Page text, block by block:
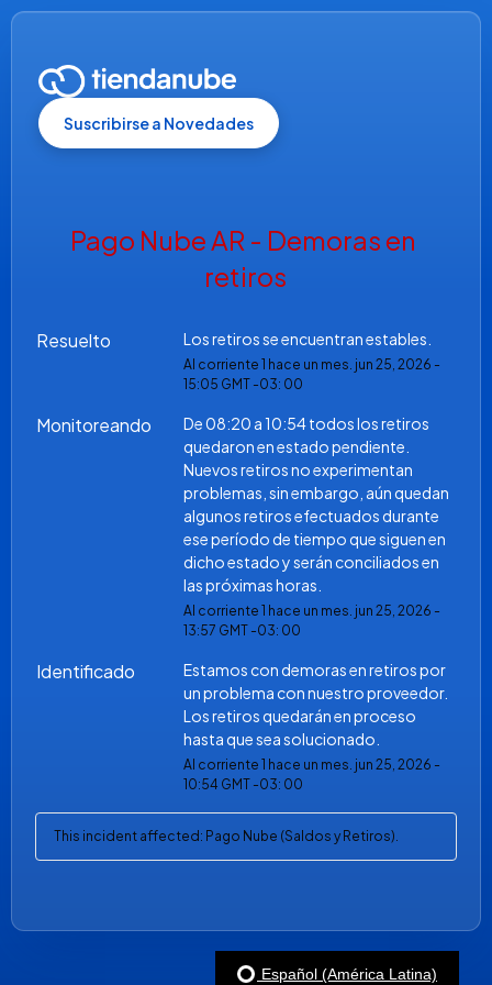
Suscribirse a Novedades
Pago Nube AR - Demoras en
retiros
Resuelto Los retiros se encuentran estables.
Al corriente 1 hace un mes. jun 25, 2026 -
15:05 GMT -03: 00
Monitoreando
De 08:20 a 10:54 todos los retiros
quedaron en estado pendiente.
Nuevos retiros no experimentan
problemas, sin embargo, aún quedan
algunos retiros efectuados durante
ese período de tiempo que siguen en
dicho estado y serán conciliados en
las próximas horas.
Al corriente 1 hace un mes. jun 25, 2026 -
13:57 GMT -03: 00
Identificado
Estamos con demoras en retiros por
un problema con nuestro proveedor.
Los retiros quedarán en proceso
hasta que sea solucionado.
Al corriente 1 hace un mes. jun 25, 2026 -
10:54 GMT -03: 00
This incident affected: Pago Nube (Saldos y Retiros).
Español (América Latina)